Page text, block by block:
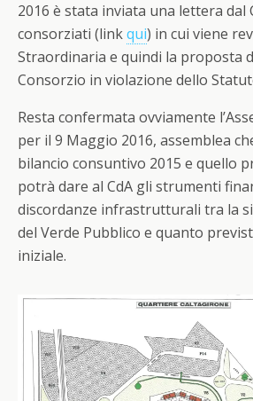
2016 è stata inviata una lettera
consorziati (linkqui) in cui viene
Straordinaria e quindi la proposta
Consorzio in violazione dello
Resta confermata ovviamente
per il 9 Maggio 2016, assemblea
bilancio consuntivo 2015 e quello
potrà dare al CdA gli strumenti
discordanze infrastrutturali tra la
del Verde Pubblico e quanto
iniziale.